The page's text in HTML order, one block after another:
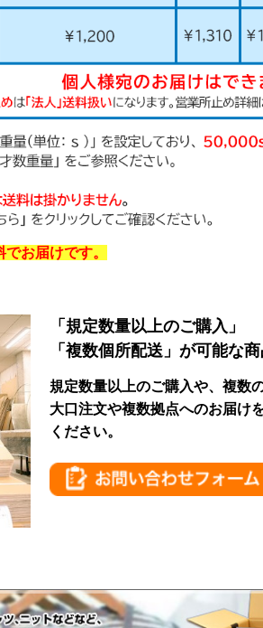
お届けです。
「規定数量以上のご購入」
「複数個所配送」が可能な商
規定数量以上のご購入や、複数
大口注文や複数拠点へのお届け
ください。